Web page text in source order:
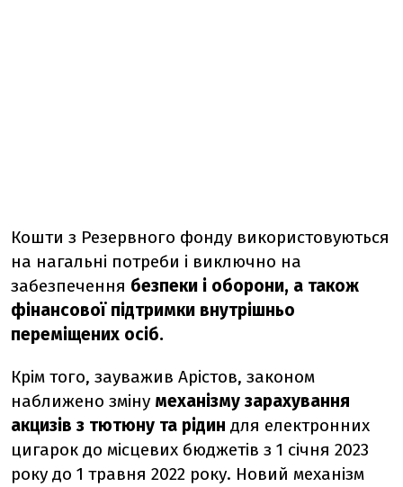
Кошти з Резервного фонду використовуються
на нагальні потреби і виключно на
забезпечення безпеки і оборони, а також
фінансової підтримки внутрішньо
переміщених осіб.
Крім того, зауважив Арістов, законом
наближено зміну механізму зарахування
акцизів з тютюну та рідин для електронних
цигарок до місцевих бюджетів з 1 січня 2023
року до 1 травня 2022 року. Новий механізм